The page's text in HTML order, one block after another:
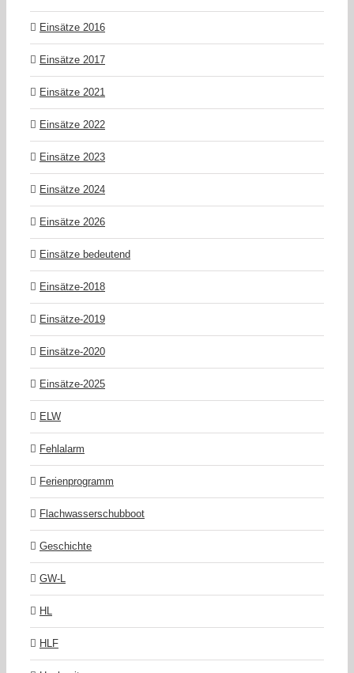
Einsätze 2016
Einsätze 2017
Einsätze 2021
Einsätze 2022
Einsätze 2023
Einsätze 2024
Einsätze 2026
Einsätze bedeutend
Einsätze-2018
Einsätze-2019
Einsätze-2020
Einsätze-2025
ELW
Fehlalarm
Ferienprogramm
Flachwasserschubboot
Geschichte
GW-L
HL
HLF